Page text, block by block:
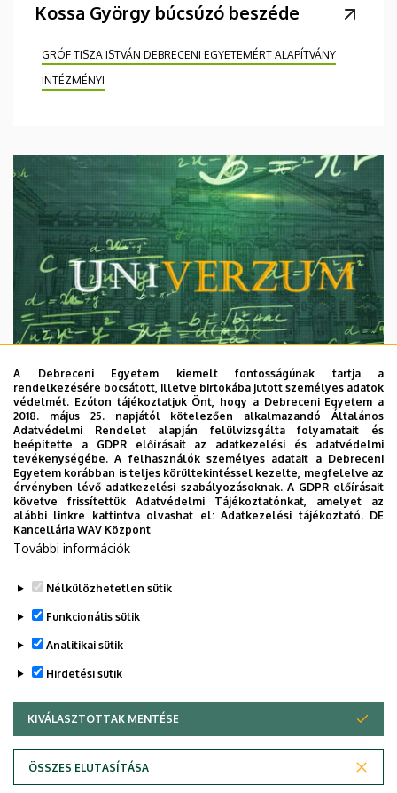
Kossa György búcsúzó beszéde
GRÓF TISZA ISTVÁN DEBRECENI EGYETEMÉRT ALAPÍTVÁNY
INTÉZMÉNYI
2026. augusztus 7.
Univerzum: A Debreceni Egyetem
titkos receptjei
KUTATÁS TUDOMÁNY
A Debreceni Egyetem kiemelt fontosságúnak tartja a
rendelkezésére bocsátott, illetve birtokába jutott személyes adatok
védelmét. Ezúton tájékoztatjuk Önt, hogy a Debreceni Egyetem a
2018. május 25. napjától kötelezően alkalmazandó Általános
Adatvédelmi Rendelet alapján felülvizsgálta folyamatait és
beépítette a GDPR előírásait az adatkezelési és adatvédelmi
tevékenységébe. A felhasználók személyes adatait a Debreceni
Egyetem korábban is teljes körültekintéssel kezelte, megfelelve az
érvényben lévő adatkezelési szabályozásoknak. A GDPR előírásait
követve frissítettük Adatvédelmi Tájékoztatónkat, amelyet az
alábbi linkre kattintva olvashat el:Adatkezelési tájékoztató. DE
Kancellária WAV Központ
További információk
Nélkülözhetetlen sütik
Funkcionális sütik
Analitikai sütik
Hirdetési sütik
KIVÁLASZTOTTAK MENTÉSE
ÖSSZES ELUTASÍTÁSA
WITHDRAW CONSENT